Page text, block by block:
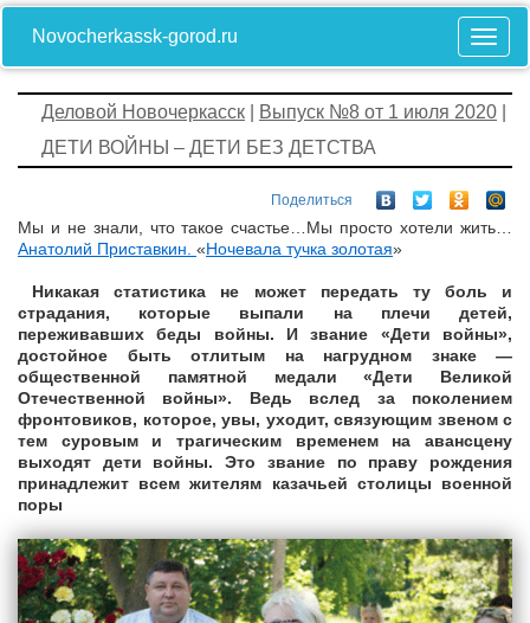
Novocherkassk-gorod.ru
Деловой Новочеркасск Выпуск №8 от 1 июля 2020
ДЕТИ ВОЙНЫ – ДЕТИ БЕЗ ДЕТСТВА
Поделиться
Мы и не знали, что такое счастье…Мы просто хотели жить…
Анатолий Приставкин. «Ночевала тучка золотая»
Никакая статистика не может передать ту боль и
страдания, которые выпали на плечи детей,
переживавших беды войны. И звание «Дети войны»,
достойное быть отлитым на нагрудном знаке —
общественной памятной медали «Дети Великой
Отечественной войны». Ведь вслед за поколением
фронтовиков, которое, увы, уходит, связующим звеном с
тем суровым и трагическим временем на авансцену
выходят дети войны. Это звание по праву рождения
принадлежит всем жителям казачьей столицы военной
поры